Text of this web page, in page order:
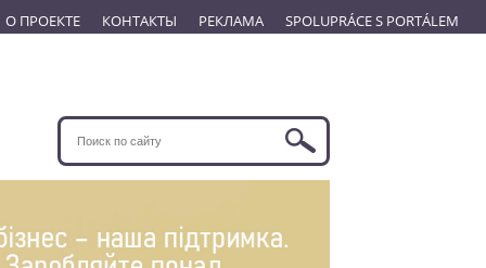
О ПРОЕКТЕ КОНТАКТЫ РЕКЛАМА SPOLUPRÁCE S PORTÁLEM